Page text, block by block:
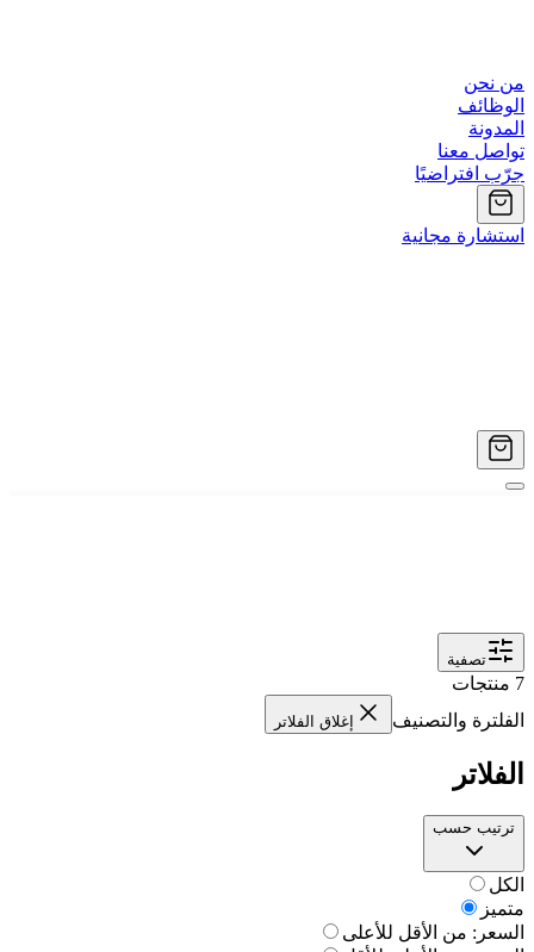
من نحن
الوظائف
المدونة
تواصل معنا
جرّب افتراضيًا
استشارة مجانية
تصفية
7 منتجات
الفلترة والتصنيف
إغلاق الفلاتر
الفلاتر
ترتيب حسب
الكل
متميز
السعر: من الأقل للأعلى